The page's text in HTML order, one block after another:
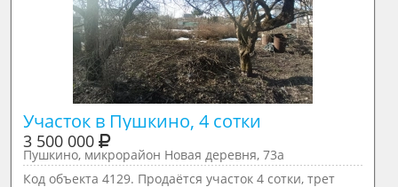
Участок в Пушкино, 4 сотки
3 500 000
Пушкино, микрорайон Новая деревня, 73а
Код объекта 4129. Продаётся участок 4 сотки, трет